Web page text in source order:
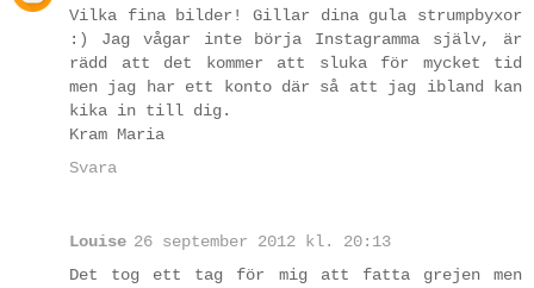
Vilka fina bilder! Gillar dina gula strumpbyxor
:) Jag vågar inte börja Instagramma själv, är
rädd att det kommer att sluka för mycket tid
men jag har ett konto där så att jag ibland kan
kika in till dig.
Kram Maria
Svara
Louise 26 september 2012 kl. 20:13
Det tog ett tag för mig att fatta grejen men